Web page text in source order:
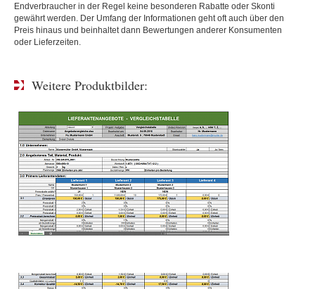
Endverbraucher in der Regel keine besonderen Rabatte oder Skonti
gewährt werden. Der Umfang der Informationen geht oft auch über den
Preis hinaus und beinhaltet dann Bewertungen anderer Konsumenten
oder Lieferzeiten.
Weitere Produktbilder: